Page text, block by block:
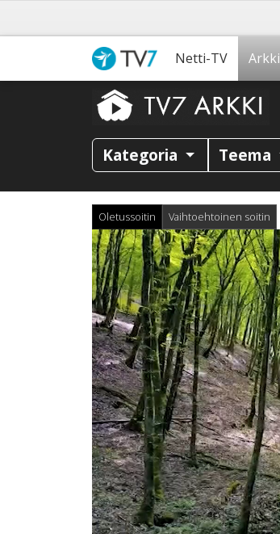
Netti-TV Arkki
Kategoria Teema
Oletussoitin Vaihtoehtoinen soitin